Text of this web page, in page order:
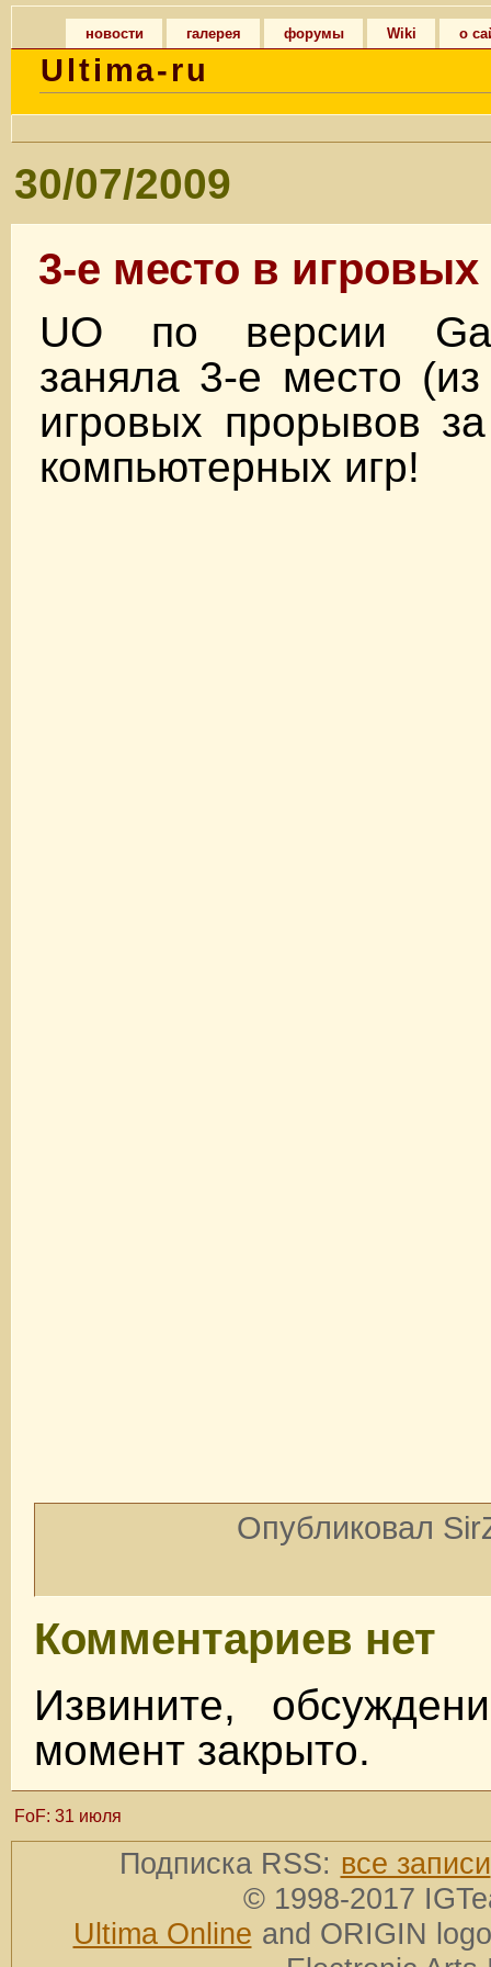
новости галерея форумы Wiki о
Ultima-ru
30/07/2009
3-е место в
UO по версии
заняла 3-е место
игровых прорывов
компьютерных игр!
Опубликовал
Комментариев нет
Извините,
момент закрыто.
FoF: 31 июля
Подписка RSS: все записи
© 1998-2017
Ultima Online and ORIGIN